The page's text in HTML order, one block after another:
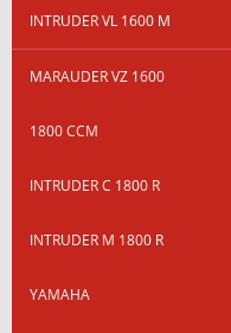
INTRUDER VL 1600 M
MARAUDER VZ 1600
1800 CCM
INTRUDER C 1800 R
INTRUDER M 1800 R
YAMAHA